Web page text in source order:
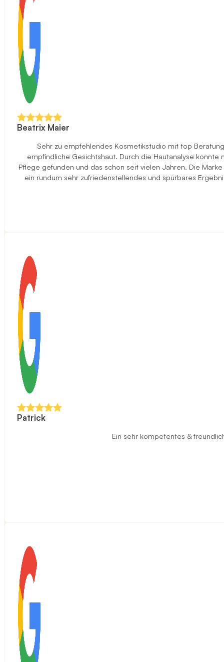
Beatrix Maier
Sehr zu empfehlendes Kosmetikstudio mit top
empfindliche Gesichtshaut. Durch die Hautanalyse
Pflege gefunden und das schon seit vielen Jahren. Die
ein rundum sehr zufriedenstellendes und spürbares
Patrick
Ein sehr kompetentes &